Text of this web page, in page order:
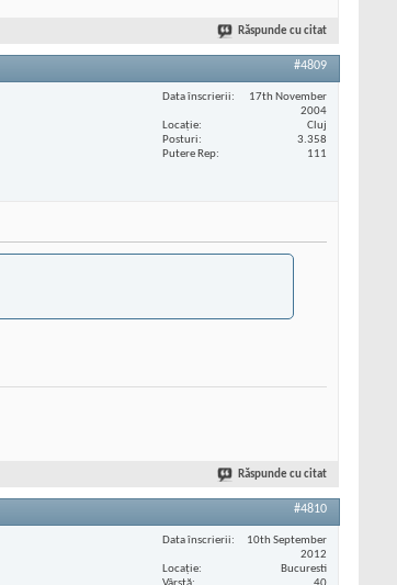
Răspunde cu citat
#4809
Data înscrierii
17th November
2004
Locaţie
Cluj
Posturi
3.358
Putere Rep
111
Răspunde cu citat
#4810
Data înscrierii
10th September
2012
Locaţie
Bucuresti